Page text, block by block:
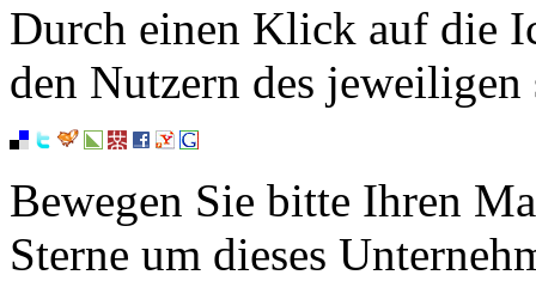
Durch einen Klick auf die
den Nutzern des
Bewegen Sie bitte Ihren
Sterne um dieses